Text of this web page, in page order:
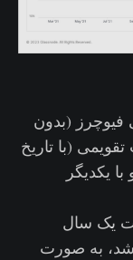
فیوچرز (بدون
(با تاریخ
یکدیگر
یک سال
به صورت